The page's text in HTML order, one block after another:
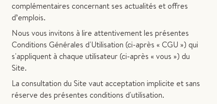
complémentaires concernant ses actualités et offres
d’emplois.
Nous vous invitons à lire attentivement les présentes
Conditions Générales d'Utilisation (ci-après « CGU ») qui
s'appliquent à chaque utilisateur (ci-après « vous ») du
Site.
La consultation du Site vaut acceptation implicite et sans
réserve des présentes conditions d'utilisation.